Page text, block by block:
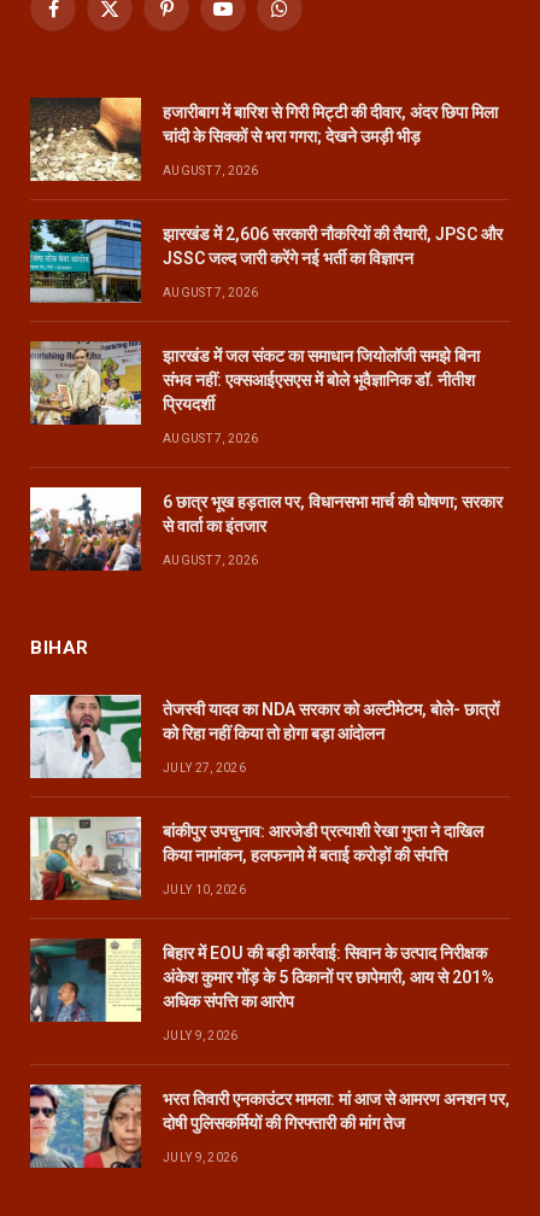
Facebook
X
PinterestYouTubeWhatsApp
हजारीबाग में बारिश से गिरी मिट्टी की दीवार, अंदर छिपा मिला
चांदी के सिक्कों से भरा गगरा; देखने उमड़ी भीड़
AUGUST 7, 2026
झारखंड में 2,606 सरकारी नौकरियों की तैयारी, JPSC और
JSSC जल्द जारी करेंगे नई भर्ती का विज्ञापन
AUGUST 7, 2026
झारखंड में जल संकट का समाधान जियोलॉजी समझे बिना
संभव नहीं: एक्सआईएसएस में बोले भूवैज्ञानिक डॉ. नीतीश
प्रियदर्शी
AUGUST 7, 2026
6 छात्र भूख हड़ताल पर, विधानसभा मार्च की घोषणा; सरकार
से वार्ता का इंतजार
AUGUST 7, 2026
BIHAR
तेजस्वी यादव का NDA सरकार को अल्टीमेटम, बोले- छात्रों
को रिहा नहीं किया तो होगा बड़ा आंदोलन
JULY 27, 2026
बांकीपुर उपचुनाव: आरजेडी प्रत्याशी रेखा गुप्ता ने दाखिल
किया नामांकन, हलफनामे में बताई करोड़ों की संपत्ति
JULY 10, 2026
बिहार में EOU की बड़ी कार्रवाई: सिवान के उत्पाद निरीक्षक
अंकेश कुमार गोंड़ के 5 ठिकानों पर छापेमारी, आय से 201%
अधिक संपत्ति का आरोप
JULY 9, 2026
भरत तिवारी एनकाउंटर मामला: मां आज से आमरण अनशन पर,
दोषी पुलिसकर्मियों की गिरफ्तारी की मांग तेज
JULY 9, 2026